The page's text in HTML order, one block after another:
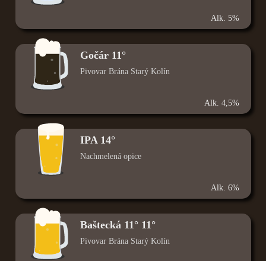
Alk. 5%
Gočár 11°
Pivovar Brána Starý Kolín
Alk. 4,5%
IPA 14°
Nachmelená opice
Alk. 6%
Baštecká 11° 11°
Pivovar Brána Starý Kolín